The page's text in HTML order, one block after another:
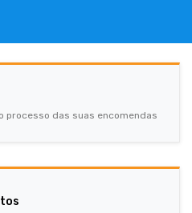
processo das suas encomendas